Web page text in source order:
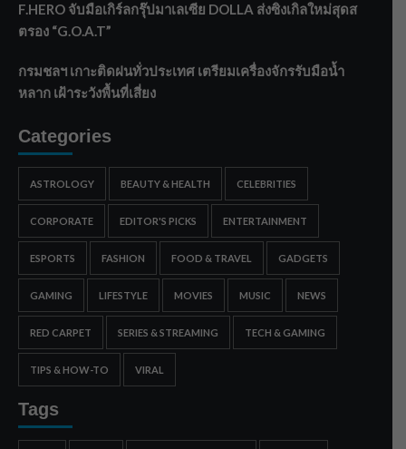
F.HERO จับมือเกิร์ลกรุ๊ปมาเลเซีย DOLLA ส่งซิงเกิลใหม่สุดส
ตรอง “G.O.A.T”
กรมชลฯ เกาะติดฝนทั่วประเทศ เตรียมเครื่องจักรรับมือน้ำ
หลาก เฝ้าระวังพื้นที่เสี่ยง
Categories
ASTROLOGY BEAUTY & HEALTH CELEBRITIES
CORPORATE EDITOR'S PICKS ENTERTAINMENT
ESPORTS FASHION FOOD & TRAVEL GADGETS
GAMING LIFESTYLE MOVIES MUSIC NEWS
RED CARPET SERIES & STREAMING TECH & GAMING
TIPS & HOW-TO VIRAL
Tags